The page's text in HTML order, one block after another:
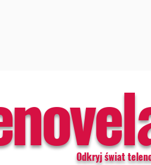
Odkryj świat